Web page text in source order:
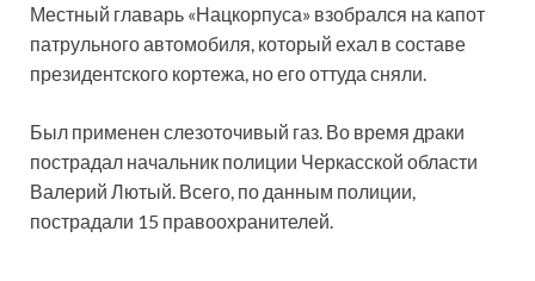
Местный главарь «Нацкорпуса» взобрался на капот
патрульного автомобиля, который ехал в составе
президентского кортежа, но его оттуда сняли.
Был применен слезоточивый газ. Во время драки
пострадал начальник полиции Черкасской области
Валерий Лютый. Всего, по данным полиции,
пострадали 15 правоохранителей.